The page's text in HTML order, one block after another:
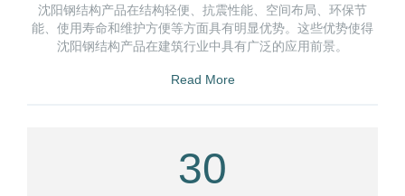
沈阳钢结构产品在结构轻便、抗震性能、空间布局、环保节
能、使用寿命和维护方便等方面具有明显优势。这些优势使得
沈阳钢结构产品在建筑行业中具有广泛的应用前景。
Read More
30